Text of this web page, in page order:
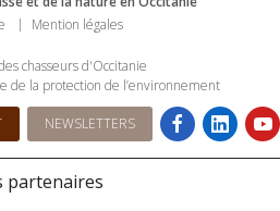
Mention légales
chasseurs d'Occitanie
de la protection de l’environnement
NEWSLETTERS
partenaires